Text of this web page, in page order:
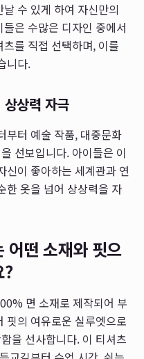
수 있게 하여 자신만의
은 수많은 디자인 중에서
를 직접 선택하며, 이를
니다.
상력 자극
부터 예술 작품, 대중문화
선보입니다. 아이들은 이
신이 좋아하는 세계관과 연
한 옷을 넘어 상상력을 자
어떤 소재와 핏으
면 소재로 제작되어 부
핏의 여유로운 실루엣으로
을 선사합니다. 이 티셔츠